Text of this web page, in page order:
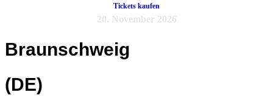
Tickets kaufen
20. November 2026
Braunschweig
(DE)